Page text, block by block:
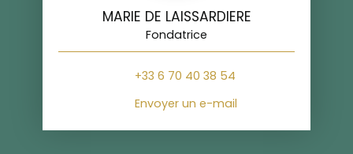
MARIE DE LAISSARDIERE
Fondatrice
+33 6 70 40 38 54
Envoyer un e-mail